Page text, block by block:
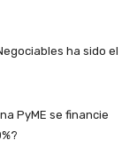
ha sido el
PyME se financie